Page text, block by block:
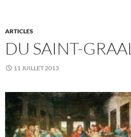
ARTICLES
DU SAINT-GRAAL
11 JUILLET 2013